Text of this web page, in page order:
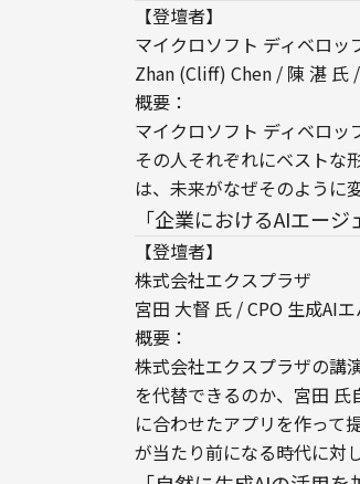
【登壇者】
マイクロソフト ディベロッ
Zhan (Cliff) Chen / 陳 湛 氏
概要：
マイクロソフト ディベロ
その人それぞれにベストな
は、未来がなぜそのように
「企業におけるAIエー
【登壇者】
株式会社エクスプラザ
宮田 大督 氏 / CPO 生成AI
概要：
株式会社エクスプラザの講
を代替できるのか、宮田
に合わせたアプリを作って
が当たり前になる時代に対